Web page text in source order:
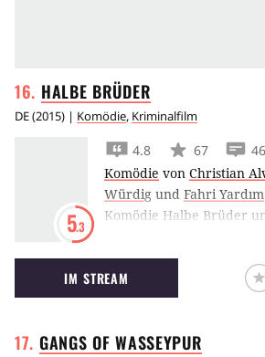
HALBE BRÜDER
DE(2015) | Komödie, Kriminalfilm
5.3
4.8 67
46
Komödie von Christian
Würdig und Fahri Yardım
Komödie Halbe Brüder
gerade erst von ihrem
einen gemeinsamen
IM STREAM
GANGS OFWASSEYPUR